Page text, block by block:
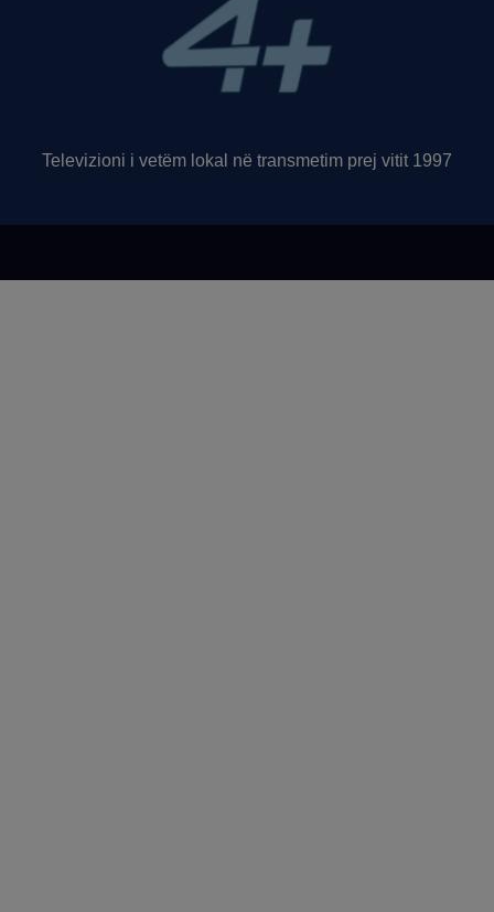
Televizioni i vetëm lokal në transmetim prej vitit 1997